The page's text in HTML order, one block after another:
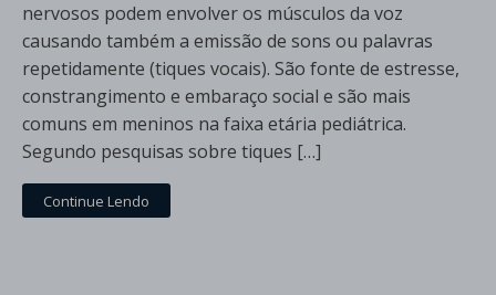
nervosos podem envolver os músculos da voz
causando também a emissão de sons ou palavras
repetidamente (tiques vocais). São fonte de estresse,
constrangimento e embaraço social e são mais
comuns em meninos na faixa etária pediátrica.
Segundo pesquisas sobre tiques […]
Continue Lendo